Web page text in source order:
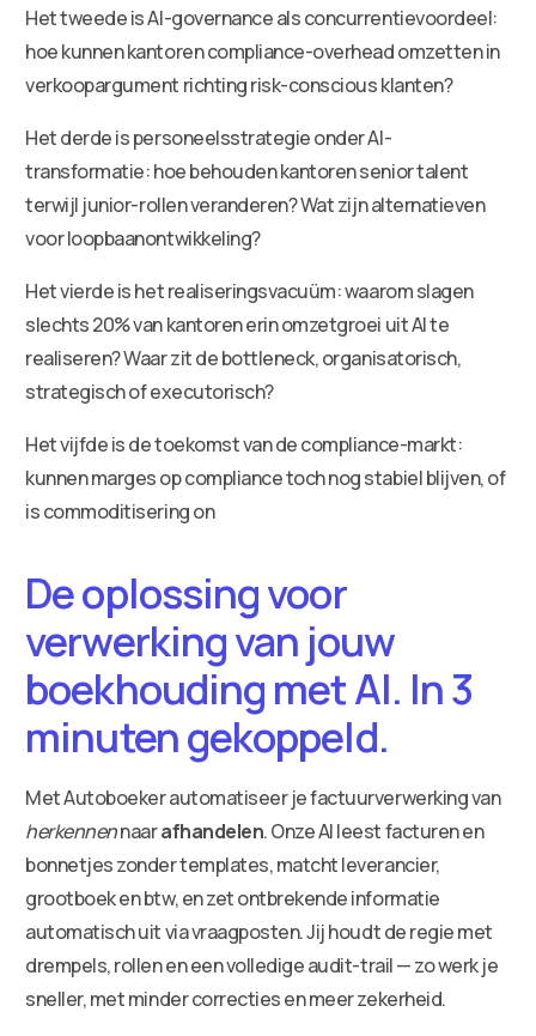
Het tweede is AI-governance als concurrentievoordeel:
hoe kunnen kantoren compliance-overhead omzetten in
verkoopargument richting risk-conscious klanten?
Het derde is personeelsstrategie onder AI-
transformatie: hoe behouden kantoren senior talent
terwijl junior-rollen veranderen? Wat zijn alternatieven
voor loopbaanontwikkeling?
Het vierde is het realiseringsvacuüm: waarom slagen
slechts 20% van kantoren erin omzetgroei uit AI te
realiseren? Waar zit de bottleneck, organisatorisch,
strategisch of executorisch?
Het vijfde is de toekomst van de compliance-markt:
kunnen marges op compliance toch nog stabiel blijven, of
is commoditisering on
De oplossing voor
verwerking van jouw
boekhouding met AI. In 3
minuten gekoppeld.
Met Autoboeker automatiseer je factuurverwerking van
herkennennaarafhandelen. Onze AI leest facturen en
bonnetjes zonder templates, matcht leverancier,
grootboek en btw, en zet ontbrekende informatie
automatisch uit via vraagposten. Jij houdt de regie met
drempels, rollen en een volledige audit-trail — zo werk je
sneller, met minder correcties en meer zekerheid.